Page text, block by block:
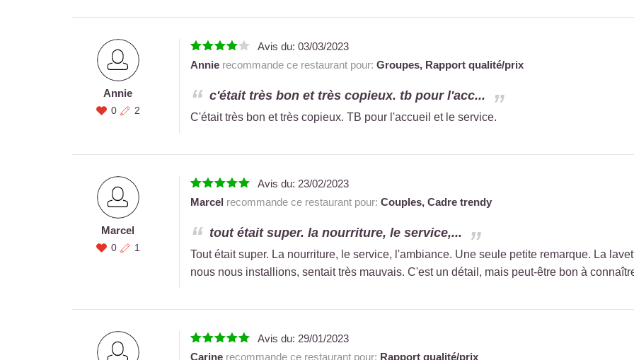
Annie
0 2
Avis du: 03/03/2023
Annierecommande ce restaurant pour: Groupes, Rapport qualité/prix
c'était très bon et très copieux. tb pour l'acc...
C'était très bon et très copieux. TB pour l'accueil et le service.
Marcel
0 1
Avis du: 23/02/2023
Marcel recommande ce restaurant pour: Couples, Cadre trendy
tout était super. la nourriture, le service,...
Tout était super. La nourriture, le service, l'ambiance. Une seule petite remarque. La
nous nous installions, sentait très mauvais. C'est un détail, mais peut-être bon à
Avis du: 29/01/2023
Carinerecommande ce restaurant pour: Rapport qualité/prix